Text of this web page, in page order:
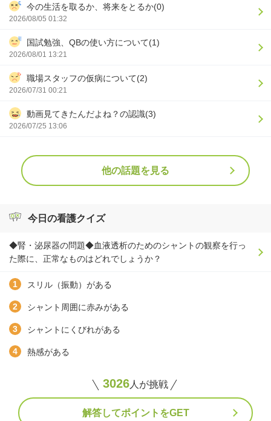
今の生活を取るか、将来をとるか(0)
2026/08/05 01:32
国試勉強、QBの使い方について(1)
2026/08/01 13:21
職場スタッフの仮病について(2)
2026/07/31 00:21
動画見てきたんだよね？の認識(3)
2026/07/25 13:06
他の話題を見る
今日の看護クイズ
◆腎・泌尿器の問題◆血液透析のためのシャントの観察を行っ
た際に、正常なものはどれでしょうか？
スリル（振動）がある
シャント周囲に赤みがある
シャントにくびれがある
熱感がある
3026人が挑戦
解答してポイントをGET